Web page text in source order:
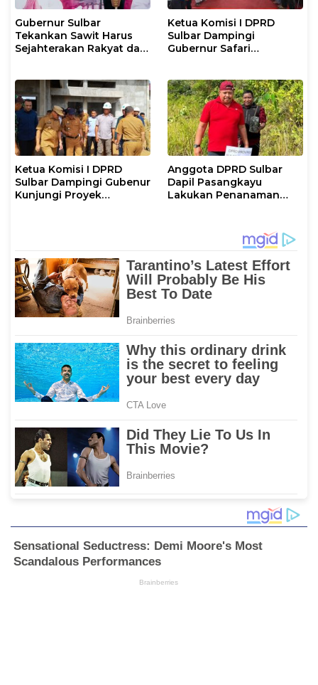
Gubernur Sulbar
Tekankan Sawit Harus
Sejahterakan Rakyat dan
Ketua Komisi I DPRD
Sulbar Dampingi
Gubernur Safari
Ketua Komisi I DPRD
Sulbar Dampingi Gubenur
Kunjungi Proyek
Anggota DPRD Sulbar
Dapil Pasangkayu
Lakukan Penanaman